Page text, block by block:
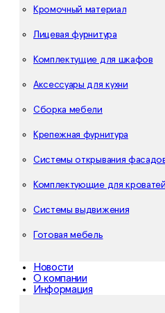
Кромочный материал
Лицевая фурнитура
Комплектущие для шкафов
Аксессуары для кухни
Сборка мебели
Крепежная фурнитура
Системы открывания
Комплектующие для кроватей
Системы выдвижения
Готовая мебель
Новости
О компании
Информация